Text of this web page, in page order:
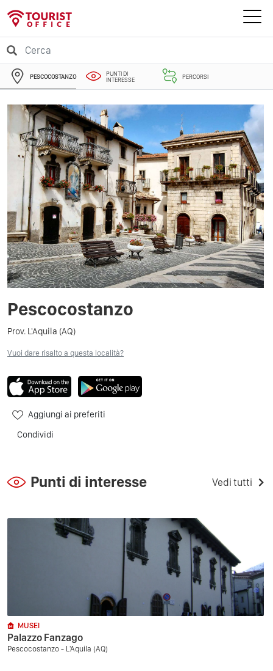
PESCOCOSTANZO
PUNTI DI
INTERESSE
PERCORSI
Pescocostanzo
Prov. L'Aquila (AQ)
Vuoi dare risalto a questa località?
Aggiungi ai preferiti
Condividi
Punti di interesse Vedi tutti
MUSEI
Palazzo Fanzago
Pescocostanzo - L'Aquila (AQ)